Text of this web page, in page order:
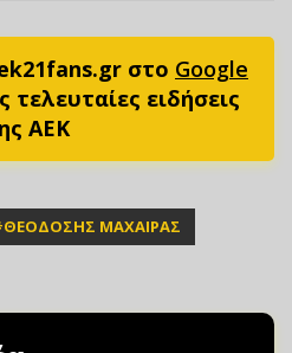
στο Google
τελευταίες ειδήσεις
ΑΕΚ
ΘΕΟΔΟΣΗΣ ΜΑΧΑΙΡΑΣ